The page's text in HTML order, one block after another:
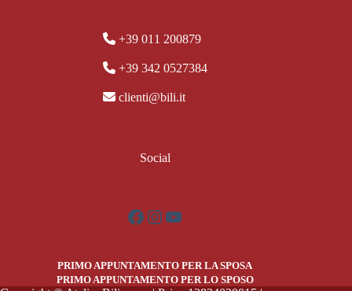
+39 011 200879
+39 342 0527384
clienti@bili.it
Social
Facebook
Instagram
YouTube
PRIMO APPUNTAMENTO PER LA SPOSA
PRIMO APPUNTAMENTO PER LO SPOSO